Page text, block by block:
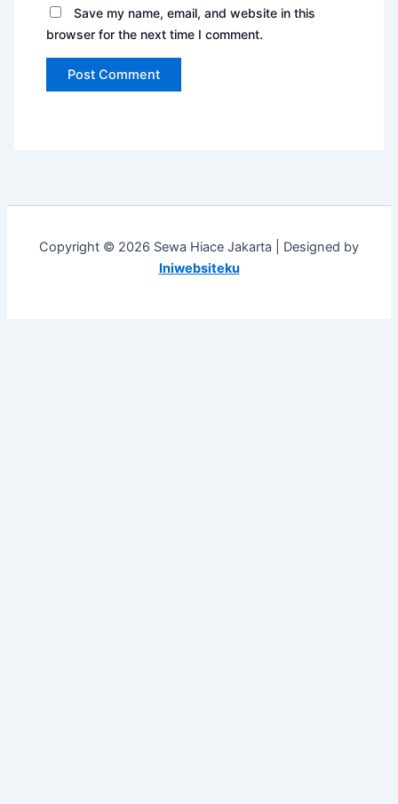
Save my name, email, and website in this
browser for the next time I comment.
Copyright © 2026 Sewa Hiace Jakarta | Designed by
Iniwebsiteku